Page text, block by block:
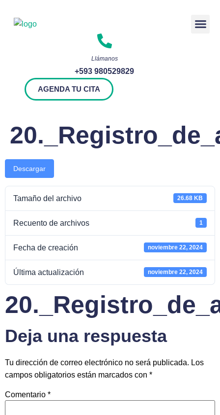
Llámanos
+593 980529829
AGENDA TU CITA
Descargar
Tamaño del archivo 26.68 KB
Recuento de archivos 1
Fecha de creación noviembre 22, 2024
Última actualización noviembre 22, 2024
Deja una respuesta
Tu dirección de correo electrónico no será publicada. Los
campos obligatorios están marcados con *
Comentario *